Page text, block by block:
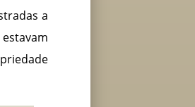
a